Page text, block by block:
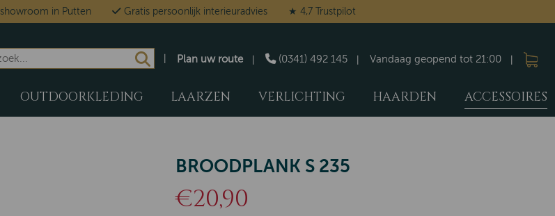
showroom in Putten Gratis persoonlijk interieuradvies ★ 4,7 Trustpilot
Vandaag geopend tot 21:00
(0341) 492 145
Plan uw route
OUTDOORKLEDING LAARZEN VERLICHTING HAARDEN ACCESSOIRES
BROODPLANK S 235
€20,90